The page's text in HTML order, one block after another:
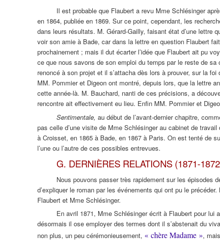
Il est probable que Flaubert a revu Mme Schlésinger
en 1864, publiée en 1869. Sur ce point, cependant, les
dans leurs résultats. M. Gérard-Gailly, faisant état d’une lettre
voir son amie à Bade, car dans la lettre en question Flaubert
prochainement ; mais il dut écarter l’idée que Flaubert ait pu
ce que nous savons de son emploi du temps par le reste de
renoncé à son projet et il s’attacha dès lors à prouver, sur la
MM. Pommier et Digeon ont montré, depuis lors, que la lettre
cette année-là. M. Bauchard, nanti de ces précisions, a
rencontre ait effectivement eu lieu. Enfin MM. Pommier et
Sentimentale, au début de l’avant-dernier chapitre,
pas celle d’une visite de Mme Schlésinger au cabinet de
à Croisset, en 1865 à Bade, en 1867 à Paris. On est tenté de
l’une ou l’autre de ces possibles entrevues.
G. DERNIÈRES RELATIONS (1871-
Nous pouvons passer très rapidement sur les épisodes
d’expliquer le roman par les événements qui ont pu le
Flaubert et Mme Schlésinger.
En avril 1871, Mme Schlésinger écrit à Flaubert pour lui
désormais il ose employer des termes dont il s’abstenait du
non plus, un peu cérémonieusement, « chère Madame », mais